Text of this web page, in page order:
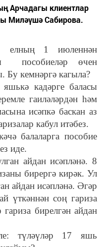
Арчадагы клиентлар
Миләүшә Сабирова.
елның 1 июленнән
пособиеләр өчен
Бу кемнәргә кагыла?
кадәрге баласы
гаиләләрдән һәм
исәпкә баскан аз
кабул итәбез.
балаларга пособие
иде.
айдан исәпләнә. 8
бирергә кирәк. Ул
айдан исәпләнә. Әгәр
үткәннән соң гариза
гариза бирелгән айдан
түләүләр 17 яшь